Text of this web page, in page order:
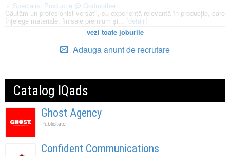
Specialist Productie @ Godmother
Căutăm un profesionist versatil, cu experiență relevantă în producție, care
înțelege materiale, finisaje premium și... [detalii]
vezi toate joburile
Adauga anunt de recrutare
Catalog IQads
Ghost Agency
Publicitate
Confident Communications